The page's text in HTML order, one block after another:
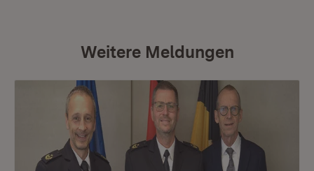
Weitere Meldungen